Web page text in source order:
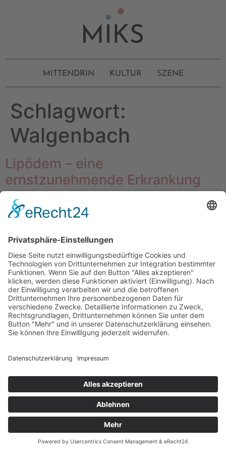
MITTENDRIN KULTUR SZENE
Schlagwort:
Walgenbach
Lipödem – eine
ernstzunehmende Erkrankung
Anders als häufig missverstanden geht es bei der
Behandlung von Lipödemen nicht um einen
schmerzhaften, krankhaft wuchernden
Fettansammlungen. Am Universitätsklinikum Bonn
betreuen und beraten Privatdozent Dr. Klaus J.
Walgenbach und sein Team seit Jahren Betroffene.
Impressum Datenschutzerklärung
© MIKS Magazin 2026